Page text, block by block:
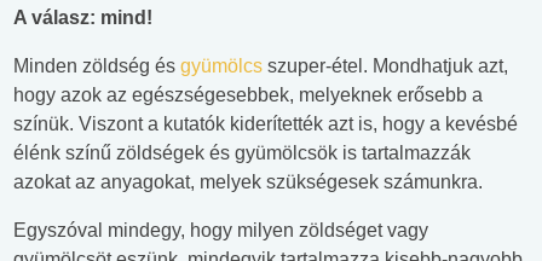
A válasz: mind!
Minden zöldség és gyümölcs szuper-étel. Mondhatjuk azt,
hogy azok az egészségesebbek, melyeknek erősebb a
színük. Viszont a kutatók kiderítették azt is, hogy a kevésbé
élénk színű zöldségek és gyümölcsök is tartalmazzák
azokat az anyagokat, melyek szükségesek számunkra.
Egyszóval mindegy, hogy milyen zöldséget vagy